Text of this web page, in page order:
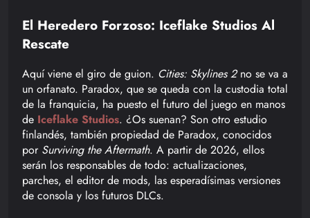
El Heredero Forzoso: Iceflake Studios Al
Rescate
Aquí viene el giro de guion. Cities: Skylines 2no se va a
un orfanato. Paradox, que se queda con la custodia total
de la franquicia, ha puesto el futuro del juego en manos
de Iceflake Studios. ¿Os suenan? Son otro estudio
finlandés, también propiedad de Paradox, conocidos
por Surviving the Aftermath. A partir de 2026, ellos
serán los responsables de todo: actualizaciones,
parches, el editor de mods, las esperadísimas versiones
de consola y los futuros DLCs.